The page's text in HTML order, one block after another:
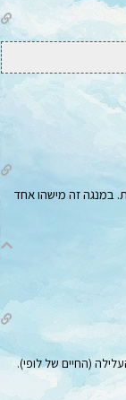
במנגה זה מישהו אחד
(החיים של לופי).